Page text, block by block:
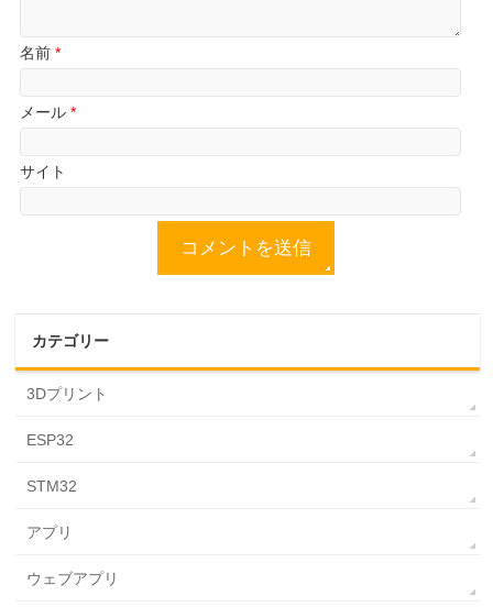
名前*
メール*
サイト
カテゴリー
3Dプリント
ESP32
STM32
アプリ
ウェブアプリ